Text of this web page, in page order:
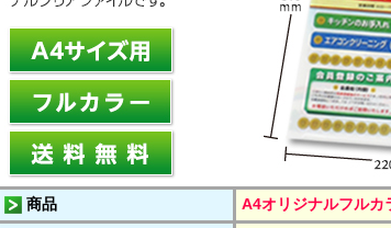
商品 A4オリジナルフルカ